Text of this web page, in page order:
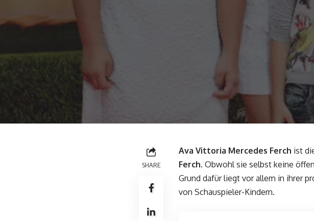
SHARE
Ava Vittoria Mercedes Ferch ist
Ferch. Obwohl sie selbst keine
Grund dafür liegt vor allem in ihrer
von Schauspieler-Kindern.